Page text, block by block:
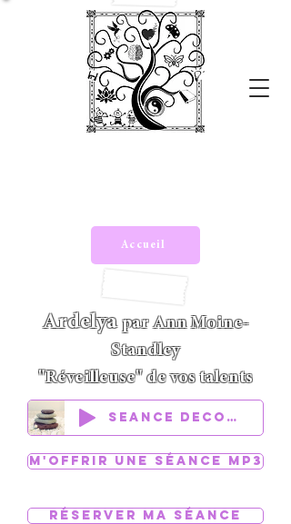
Accueil
Séance découverte
M'offrir une séance MP3
Réserver ma séance
Ardelya par Ann Moine-
Standley
"Réveilleuse" de vos talents